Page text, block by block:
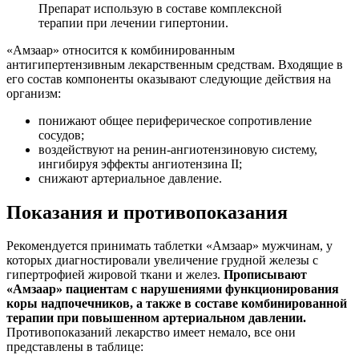
Препарат использую в составе комплексной
терапии при лечении гипертонии.
«Амзаар» относится к комбинированным
антигипертензивным лекарственным средствам. Входящие в
его состав компоненты оказывают следующие действия на
организм:
понижают общее периферическое сопротивление
сосудов;
воздействуют на ренин-ангиотензиновую систему,
ингибируя эффекты ангиотензина II;
снижают артериальное давление.
Показания и противопоказания
Рекомендуется принимать таблетки «Амзаар» мужчинам, у
которых диагностировали увеличение грудной железы с
гипертрофией жировой ткани и желез. Прописывают
«Амзаар» пациентам с нарушениями функционирования
коры надпочечников, а также в составе комбинированной
терапии при повышенном артериальном давлении.
Противопоказаний лекарство имеет немало, все они
представлены в таблице: